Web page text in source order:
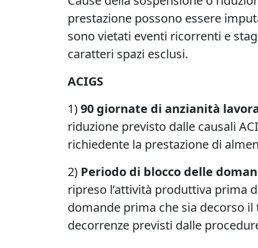
prestazione possono essere
sono vietati eventi ricorrenti e
caratteri spazi esclusi.
ACIGS
1)90 giornate di anzianità
riduzione previsto dalle causali
richiedente la prestazione di
2) Periodo di blocco delle
ripreso l’attività produttiva prima
domande prima che sia decorso
decorrenze previsti dalle